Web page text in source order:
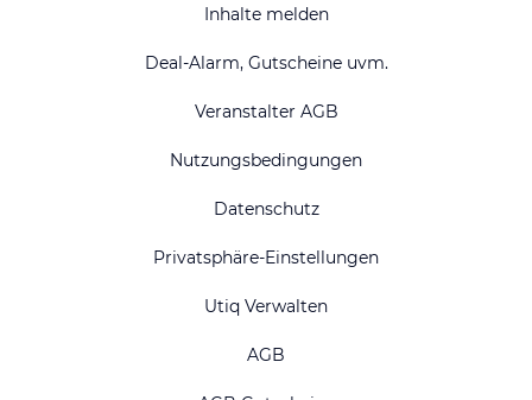
Inhalte melden
Deal-Alarm, Gutscheine uvm.
Veranstalter AGB
Nutzungsbedingungen
Datenschutz
Privatsphäre-Einstellungen
Utiq Verwalten
AGB